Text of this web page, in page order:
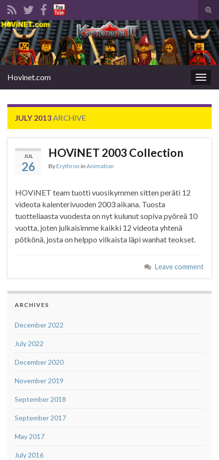
Search for:
Hovinet.com
JULY 2013ARCHIVE
JUL
26
HOViNET 2003 Collection
ByErythron in Animation
HOViNET team tuotti vuosikymmen sitten peräti 12
videota kalenterivuoden 2003 aikana. Tuosta
tuotteliaasta vuodesta on nyt kulunut sopiva pyöreä 10
vuotta, joten julkaisimme kaikki 12 videota yhtenä
pötkönä, josta on helppo vilkaista läpi wanhat teokset.
Leave comment
ARCHIVES
December 2022
July 2022
December 2020
November 2019
September 2018
September 2017
May 2017
July 2016